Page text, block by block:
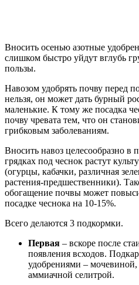
Вносить осенью азотные
слишком быстро уйдут вглубь
пользы.
Навозом удобрять почву перед
нельзя, он может дать бурный
маленькие. К тому же посадка
почву чревата тем, что он
грибковым заболеваниям.
Вносить навоз целесообразно в
грядках под чеснок растут
(огурцы, кабачки, различная
растения-предшественники).
обогащение почвы может
посадке чеснока на 10-15%.
Всего делаются 3 подкормки.
Первая – вскоре после
появления всходов.
удобрениями –
аммиачной селитрой.